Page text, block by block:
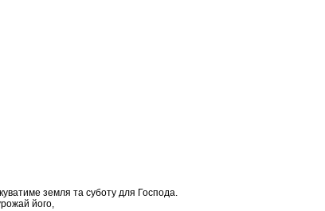
земля та суботу для Господа.
його,